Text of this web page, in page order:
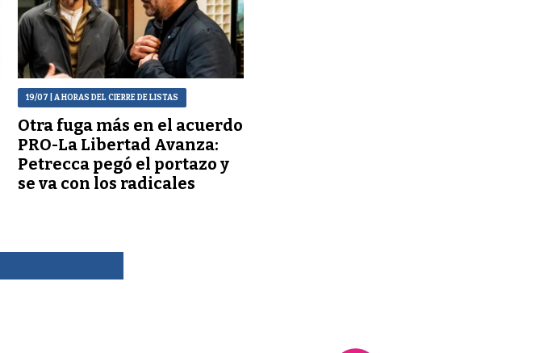
19/07 | A HORAS DEL CIERRE DE LISTAS
Otra fuga más en el acuerdo
PRO-La Libertad Avanza:
Petrecca pegó el portazo y
se va con los radicales